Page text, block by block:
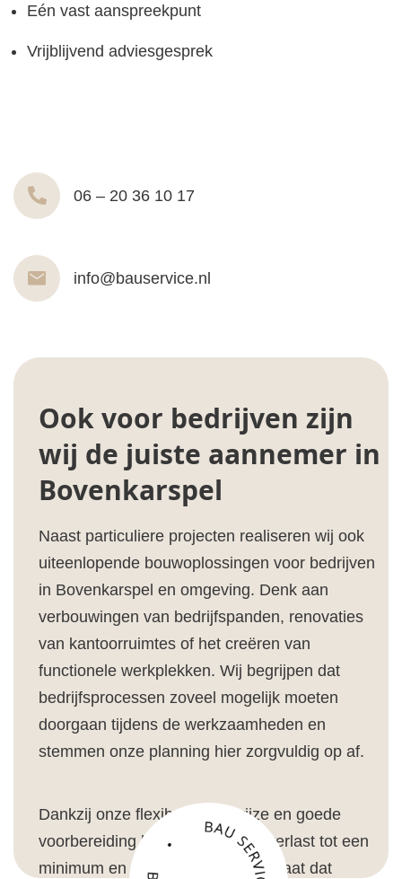
Eén vast aanspreekpunt
Vrijblijvend adviesgesprek
06 – 20 36 10 17
info@bauservice.nl
Ook voor bedrijven zijn
wij de juiste aannemer in
Bovenkarspel
Naast particuliere projecten realiseren wij ook
uiteenlopende bouwoplossingen voor bedrijven
in Bovenkarspel en omgeving. Denk aan
verbouwingen van bedrijfspanden, renovaties
van kantoorruimtes of het creëren van
functionele werkplekken. Wij begrijpen dat
bedrijfsprocessen zoveel mogelijk moeten
doorgaan tijdens de werkzaamheden en
stemmen onze planning hier zorgvuldig op af.
Dankzij onze flexibele werkwijze en goede
voorbereiding beperken wij de overlast tot een
minimum en leveren wij een resultaat dat